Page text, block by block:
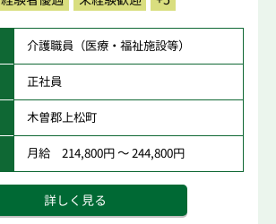
介護職員（医療・福祉施設等）
正社員
木曽郡上松町
月給 214,800円 ～ 244,800円
詳しく見る